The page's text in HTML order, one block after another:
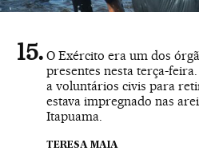
O Exército era um dos
presentes nesta terça-
a voluntários civis para
estava impregnado nas
Itapuama.
TERESA MAIA